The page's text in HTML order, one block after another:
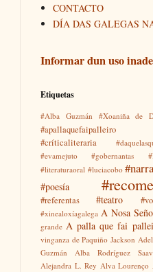
CONTACTO
DÍA DAS GALEGAS
Informar dun uso
Etiquetas
#Alba Guzmán #Xoaniña de
#apallaquefaipalleiro
#críticaliteraria
#evamejuto #gobernantas
#literaturaoral #luciacobo
#poesía
#referentas #teatro
#xinealoxíagalega A Nosa
grande A palla que fai
vinganza de Paquiño Jackson
Guzmán
Alba Rodríguez
Alejandra L. Rey Alva Lourenço